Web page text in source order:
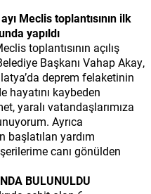
Meclis toplantısının ilk
yapıldı
toplantısının açılış
Başkanı Vahap Akay,
deprem felaketinin
hayatını kaybeden
yaralı vatandaşlarımıza
Ayrıca
başlatılan yardım
canı gönülden
BULUNULDU